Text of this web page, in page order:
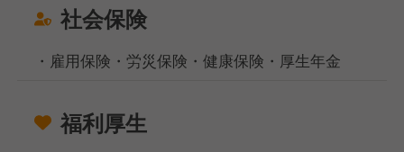
社会保険
・雇用保険・労災保険・健康保険・厚生年金
福利厚生